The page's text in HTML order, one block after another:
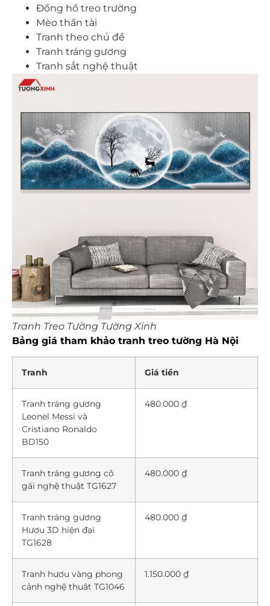
Đồng hồ treo trường
Mèo thần tài
Tranh theo chủ đề
Tranh tráng gương
Tranh sắt nghệ thuật
Tranh Treo Tường Tường Xinh
Bảng giá tham khảo tranh treo tường Hà Nội
Tranh Giá tiền
Tranh tráng gương
Leonel Messi và
Cristiano Ronaldo
BD150
480.000 ₫
Tranh tráng gương cô
gái nghệ thuật TG1627
480.000 ₫
Tranh tráng gương
Hươu 3D hiện đại
TG1628
480.000 ₫
Tranh hươu vàng phong
cảnh nghệ thuật TG1046
1.150.000 ₫